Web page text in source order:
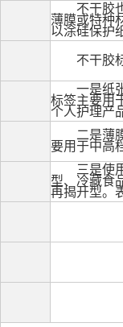
不干胶
薄膜或特种
以涂硅保护
不干胶
一是纸
标签主要用
个人护理产
二是薄
要用于中高
三是使
型、冷藏食
再揭开型。